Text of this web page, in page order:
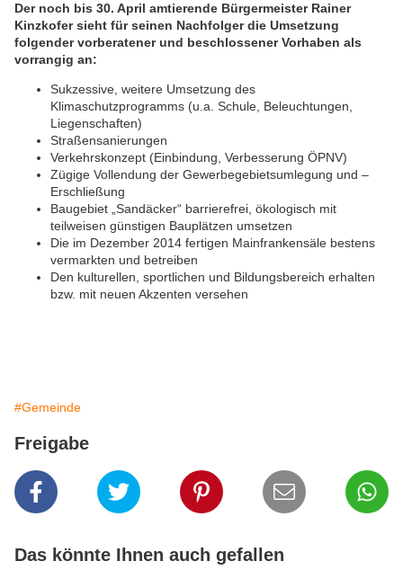
Der noch bis 30. April amtierende Bürgermeister Rainer
Kinzkofer sieht für seinen Nachfolger die Umsetzung
folgender vorberatener und beschlossener Vorhaben als
vorrangig an:
Sukzessive, weitere Umsetzung des
Klimaschutzprogramms (u.a. Schule, Beleuchtungen,
Liegenschaften)
Straßensanierungen
Verkehrskonzept (Einbindung, Verbesserung ÖPNV)
Zügige Vollendung der Gewerbegebietsumlegung und –
Erschließung
Baugebiet „Sandäcker“ barrierefrei, ökologisch mit
teilweisen günstigen Bauplätzen umsetzen
Die im Dezember 2014 fertigen Mainfrankensäle bestens
vermarkten und betreiben
Den kulturellen, sportlichen und Bildungsbereich erhalten
bzw. mit neuen Akzenten versehen
#Gemeinde
Freigabe
Das könnte Ihnen auch gefallen